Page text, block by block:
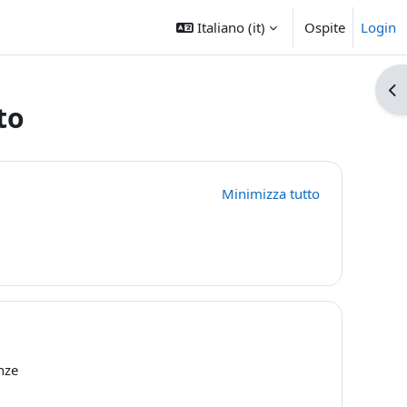
Italiano ‎(it)‎ Ospite Login
Minimizza tutto